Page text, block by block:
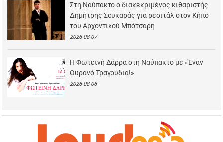
Στη Ναύπακτο ο διακεκριμένος κιθαριστής
Δημήτρης Σουκαράς για ρεσιτάλ στον Κήπο
του Αρχοντικού Μπότσαρη
2026-08-07
Η Φωτεινή Δάρρα στη Ναύπακτο με «Έναν
Ουρανό Τραγούδια!»
2026-08-06